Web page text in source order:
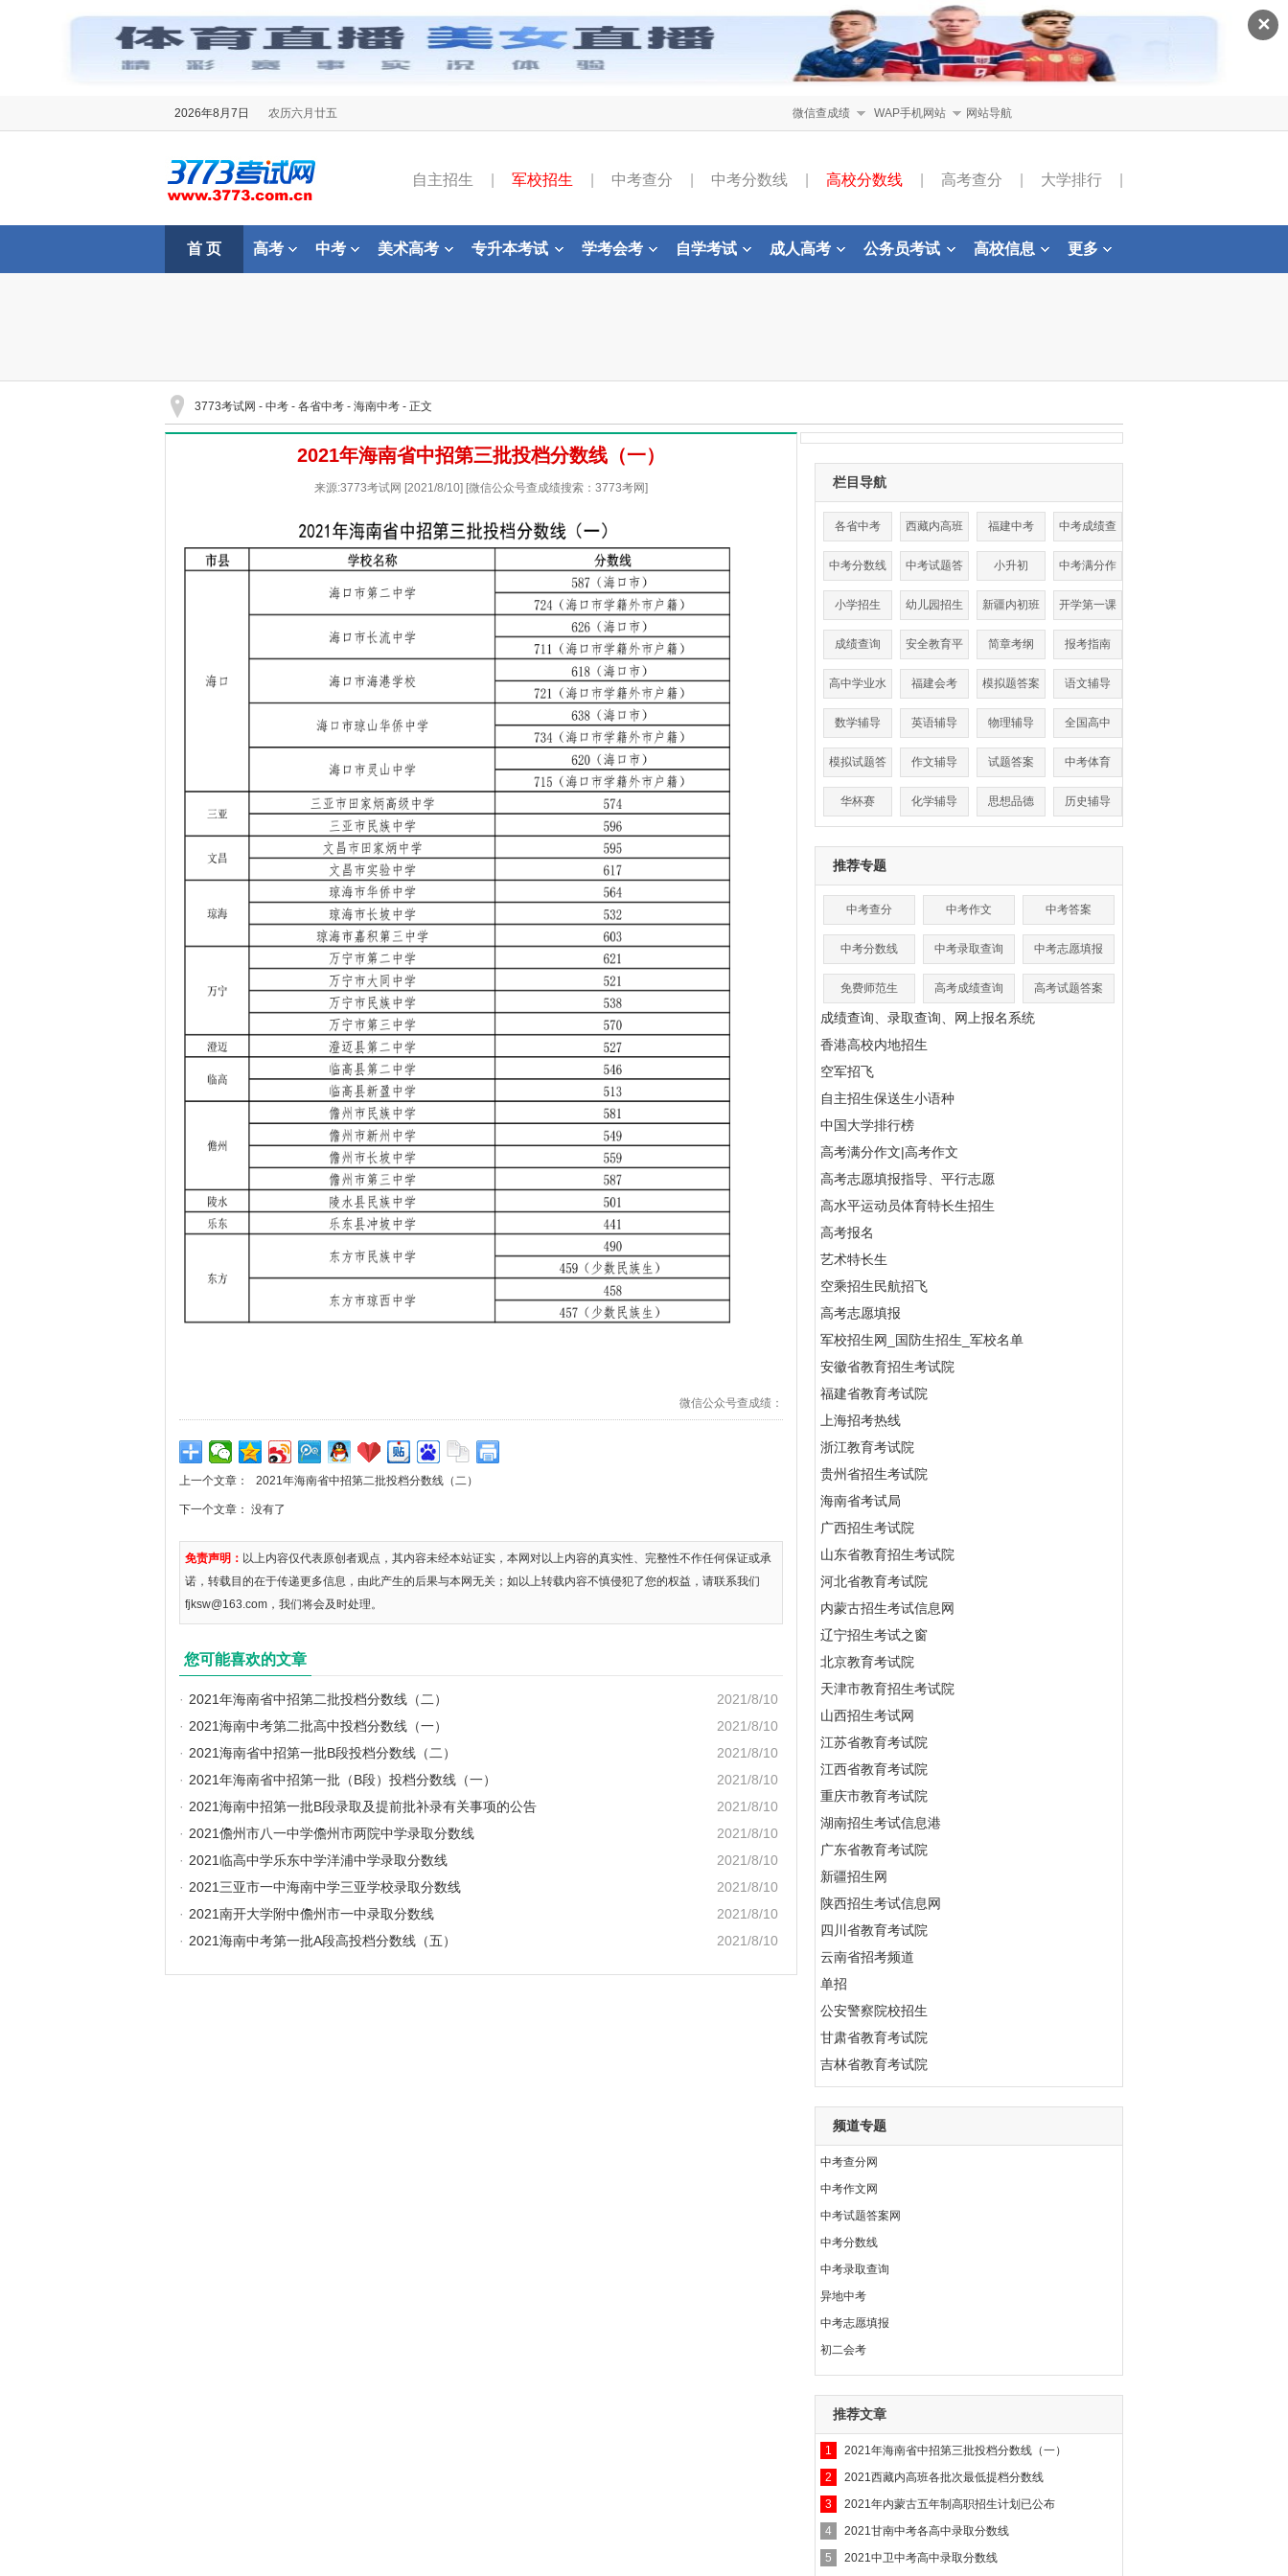
✕
2026年8月7日 农历六月廿五 微信查成绩 WAP手机网站 网站导航
自主招生 军校招生 中考查分 中考分数线 高校分数线 高考查分 大学排行
首 页 高考 中考 美术高考 专升本考试 学考会考 自学考试 成人高考 公务员考试 高校信息 更多
3773考试网 - 中考 - 各省中考 - 海南中考 - 正文
2021年海南省中招第三批投档分数线（一）
来源:3773考试网 [2021/8/10] [微信公众号查成绩搜索：3773考网]
微信公众号查成绩：
上一个文章： 2021年海南省中招第二批投档分数线（二）
下一个文章： 没有了
免责声明： 以上内容仅代表原创者观点，其内容未经本站证实，本网对以上内容的真实性、完整性不作任何保证或承
诺，转载目的在于传递更多信息，由此产生的后果与本网无关；如以上转载内容不慎侵犯了您的权益，请联系我们
fjksw@163.com，我们将会及时处理。
您可能喜欢的文章
2021/8/10
· 2021年海南省中招第二批投档分数线（二）
2021/8/10
· 2021海南中考第二批高中投档分数线（一）
2021/8/10
· 2021海南省中招第一批B段投档分数线（二）
2021/8/10
· 2021年海南省中招第一批（B段）投档分数线（一）
2021/8/10
· 2021海南中招第一批B段录取及提前批补录有关事项的公告
2021/8/10
· 2021儋州市八一中学儋州市两院中学录取分数线
2021/8/10
· 2021临高中学乐东中学洋浦中学录取分数线
2021/8/10
· 2021三亚市一中海南中学三亚学校录取分数线
2021/8/10
· 2021南开大学附中儋州市一中录取分数线
2021/8/10
· 2021海南中考第一批A段高投档分数线（五）
栏目导航
各省中考 西藏内高班 福建中考 中考成绩查
询
中考分数线
中考试题答
案
小升初 中考满分作
文
小学招生
幼儿园招生 新疆内初班 开学第一课
成绩查询 安全教育平
台
简章考纲 报考指南
高中学业水
平考试
福建会考 模拟题答案 语文辅导
数学辅导 英语辅导 物理辅导 全国高中
模拟试题答
案
作文辅导 试题答案 中考体育
华杯赛 化学辅导 思想品德 历史辅导
推荐专题
中考查分 中考作文 中考答案
中考分数线 中考录取查询 中考志愿填报
免费师范生 高考成绩查询 高考试题答案
成绩查询、录取查询、网上报名系统
香港高校内地招生
空军招飞
自主招生保送生小语种
中国大学排行榜
高考满分作文|高考作文
高考志愿填报指导、平行志愿
高水平运动员体育特长生招生
高考报名
艺术特长生
空乘招生民航招飞
高考志愿填报
军校招生网_国防生招生_军校名单
安徽省教育招生考试院
福建省教育考试院
上海招考热线
浙江教育考试院
贵州省招生考试院
海南省考试局
广西招生考试院
山东省教育招生考试院
河北省教育考试院
内蒙古招生考试信息网
辽宁招生考试之窗
北京教育考试院
天津市教育招生考试院
山西招生考试网
江苏省教育考试院
江西省教育考试院
重庆市教育考试院
湖南招生考试信息港
广东省教育考试院
新疆招生网
陕西招生考试信息网
四川省教育考试院
云南省招考频道
单招
公安警察院校招生
甘肃省教育考试院
吉林省教育考试院
频道专题
中考查分网
中考作文网
中考试题答案网
中考分数线
中考录取查询
异地中考
中考志愿填报
初二会考
推荐文章
1
2021年海南省中招第三批投档分数线（一）
2
2021西藏内高班各批次最低提档分数线
3
2021年内蒙古五年制高职招生计划已公布
4
2021甘南中考各高中录取分数线
5
2021中卫中考高中录取分数线